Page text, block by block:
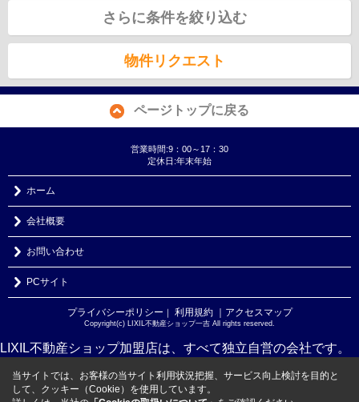
さらに条件を絞り込む
物件リクエスト
ページトップに戻る
営業時間:9：00～17：30
定休日:年末年始
ホーム
会社概要
お問い合わせ
PCサイト
プライバシーポリシー ｜ 利用規約 ｜アクセスマップ
Copyright(c) LIXIL不動産ショップ一吉 All rights reserved.
LIXIL不動産ショップ加盟店は、すべて独立自営の会社です。
当サイトでは、お客様の当サイト利用状況把握、サービス向上検討を目的と
して、クッキー（Cookie）を使用しています。